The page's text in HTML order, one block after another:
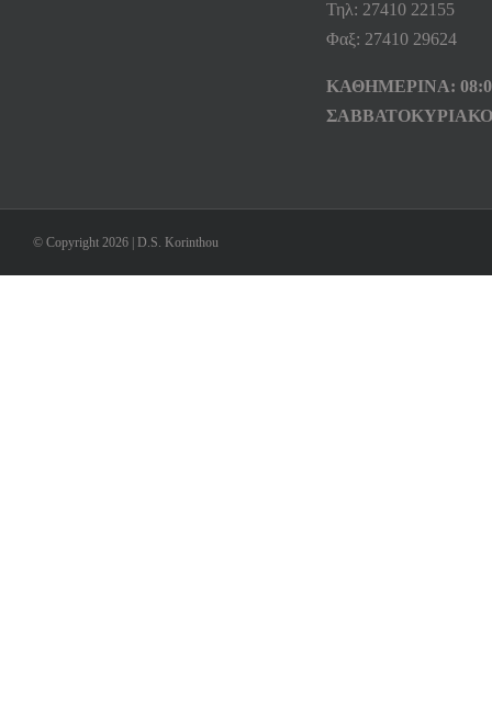
Τηλ: 27410 22155
Φαξ: 27410 29624
ΚΑΘΗΜΕΡΙΝΑ:
© Copyright 2026 | D.S. Korinthou